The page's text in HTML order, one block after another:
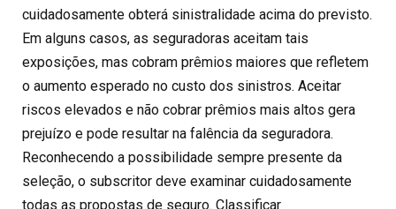
cuidadosamente obterá sinistralidade acima do previsto.
Em alguns casos, as seguradoras aceitam tais
exposições, mas cobram prêmios maiores que refletem
o aumento esperado no custo dos sinistros. Aceitar
riscos elevados e não cobrar prêmios mais altos gera
prejuízo e pode resultar na falência da seguradora.
Reconhecendo a possibilidade sempre presente da
seleção, o subscritor deve examinar cuidadosamente
todas as propostas de seguro. Classificar